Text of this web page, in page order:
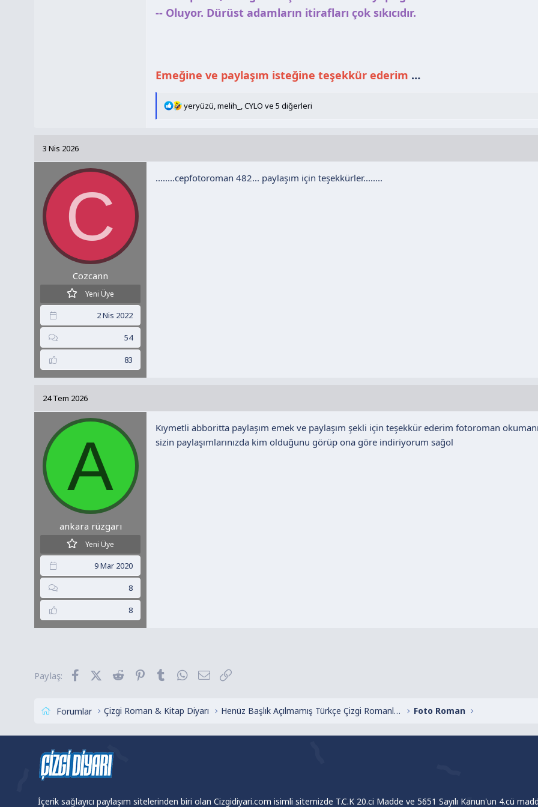
-- Oluyor. Dürüst adamların itirafları çok sıkıcıdır.
Emeğine ve paylaşım isteğine teşekkür ederim …
T
l
e
yeryüzü ,melih_ ,CYLO ve 5 diğerleri
3 Nis 2026
C
Cozcann
Yeni Üye
2 Nis 2022
54
83
........cepfotoroman 482... paylaşım için teşekkürler........
24 Tem 2026
A
ankara rüzgarı
Yeni Üye
9 Mar 2020
8
8
Kıymetli abboritta paylaşım emek ve paylaşım şekli için teşekkür ederim fotoroman
sizin paylaşımlarınızda kim olduğunu görüp ona göre indiriyorum sağol
Paylaş: FacebookX (Twitter)
Reddit PinterestTumblrWhatsApp
E-posta
Forumlar Çizgi Roman & Kitap Diyarı Henüz Başlık Açılmamış Türkçe Çizgi Romanlar Foto Roman
İçerik sağlayıcı paylaşım sitelerinden biri olan Cizgidiyari.com isimli sitemizde T.C.K 20.ci Madde ve 5651 Sayılı Kanun'un 4.cü